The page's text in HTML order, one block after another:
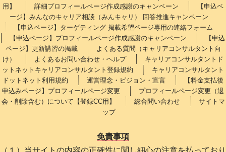
用】
詳細プロフィールページ作成感謝のキャンペーン
【申込ペ
ージ】みんなのキャリア相談（みんキャリ） 回答推進キャンペーン
【申込ページ】ターゲティング 掲載希望ページ専用の連絡フォーム
【申込ページ】プロフィールページ作成感謝のキャンペーン
【申込
ページ】更新講習の掲載
よくある質問（キャリアコンサルタント向
け）
よくあるお問い合わせ・ヘルプ
キャリアコンサルタントド
ットネットキャリアコンサルタント登録規約
キャリアコンサルタント
ドットネット利用規約
運営理念・ビジョン・宣言
【料金支払後
申込みページ】プロフィールページ変更
プロフィールページ変更（退
会・削除含む）について【登録CC用】
総合問い合わせ
サイトマ
ップ
免責事項
（１）当サイトの内容の正確性に関し細心の注意を払っており